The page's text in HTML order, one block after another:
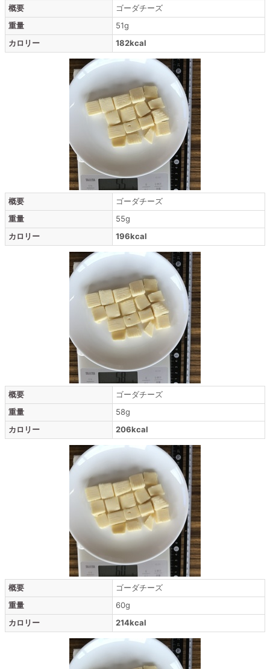
概要
ゴーダチーズ
重量
51g
カロリー
182kcal
概要
ゴーダチーズ
重量
55g
カロリー
196kcal
概要
ゴーダチーズ
重量
58g
カロリー
206kcal
概要
ゴーダチーズ
重量
60g
カロリー
214kcal